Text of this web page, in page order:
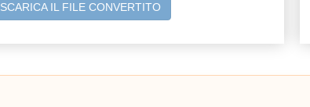
SCARICA IL FILE CONVERTITO